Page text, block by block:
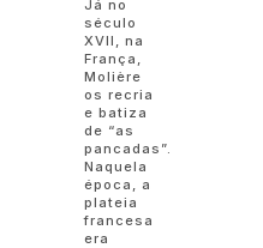
Já no
século
XVII, na
França,
Molière
os recria
e batiza
de “as
pancadas”.
Naquela
época, a
plateia
francesa
era